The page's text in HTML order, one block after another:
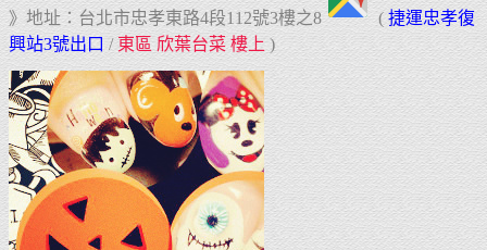
》地址：台北市忠孝東路4段112號3樓之8 ( 捷運忠孝復
興站3號出口 /東區 欣葉台菜 樓上)